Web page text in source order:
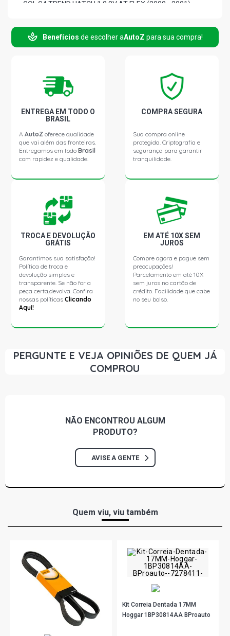
GOL G4 TREND HATCH 1.0 8V AT FLEX (2000 - 2001)
PARATI G2 STD SW 1.0 8V AT (1996 - 1999)
Benefícios de escolher aAutoZ para sua compra!
ENTREGA EM TODO O
BRASIL
AAutoZ oferece qualidade
que vai além das fronteiras.
Entregamos em todoBrasil
com rapidez e qualidade.
COMPRA SEGURA
Sua compra online
protegida. Criptografia e
segurança para garantir
tranquilidade.
TROCA E DEVOLUÇÃO
GRÁTIS
Garantimos sua satisfação!
Política de troca e
devolução simples e
transparente. Se não for a
peça certa,devolva. Confira
nossas políticasClicando
Aqui!
EM ATÉ 10X SEM
JUROS
Compre agora e pague sem
preocupações!
Parcelamento em até 10X
sem juros no cartão de
crédito. Facilidade que cabe
no seu bolso.
PERGUNTE E VEJA OPINIÕES DE QUEM JÁ
COMPROU
NÃO ENCONTROU ALGUM
PRODUTO?
AVISE A GENTE
Quem viu, viu também
Kit Correia Dentada 17MM
Hoggar 1BP30814AA BProauto